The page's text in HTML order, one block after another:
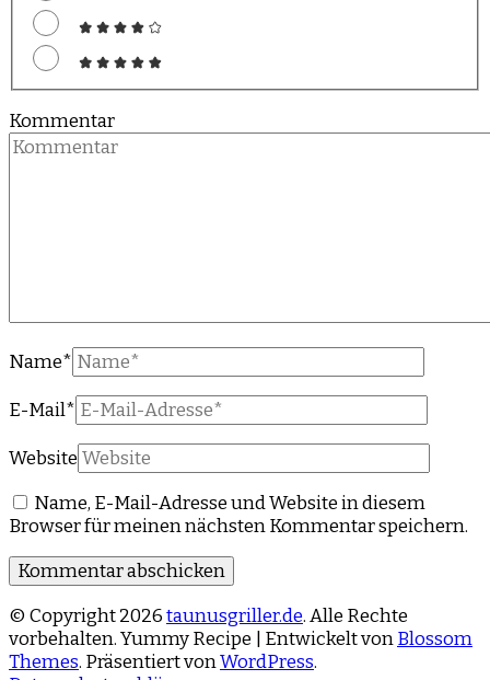
Kommentar
Name*
E-Mail*
Website
Name, E-Mail-Adresse und Website in diesem
Browser für meinen nächsten Kommentar speichern.
© Copyright 2026taunusgriller.de. Alle Rechte
vorbehalten.Yummy Recipe | Entwickelt vonBlossom
Themes. Präsentiert vonWordPress.